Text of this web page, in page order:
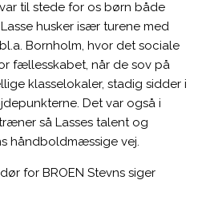
til stede for os børn både
husker især turene med
Bornholm, hvor det sociale
fællesskabet, når de sov på
klasselokaler, stadig sidder i
Det var også i
så Lasses talent og
håndboldmæssige vej.
for BROEN Stevns siger